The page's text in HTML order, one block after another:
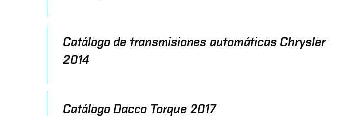
Catálogo de transmisiones automáticas Chrysler
2014
Catálogo Dacco Torque 2017